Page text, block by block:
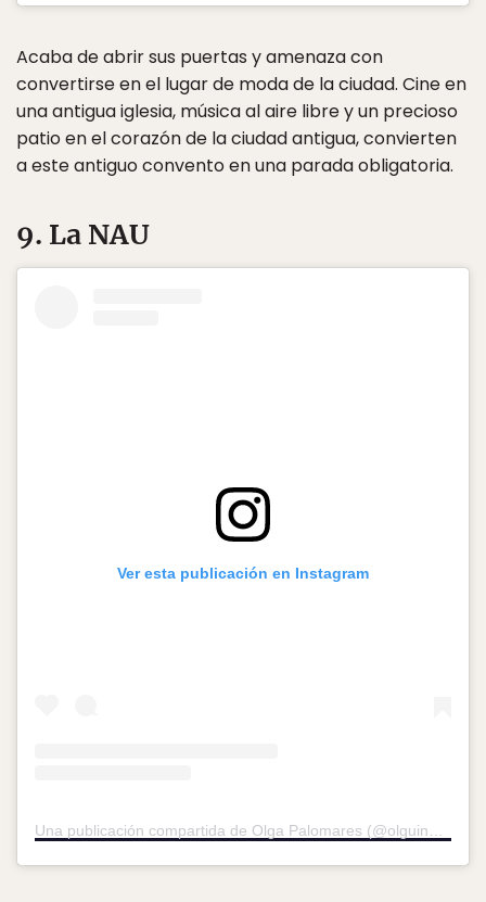
Acaba de abrir sus puertas y amenaza con
convertirse en el lugar de moda de la ciudad. Cine en
una antigua iglesia, música al aire libre y un precioso
patio en el corazón de la ciudad antigua, convierten
a este antiguo convento en una parada obligatoria.
9. La NAU
Ver esta publicación en Instagram